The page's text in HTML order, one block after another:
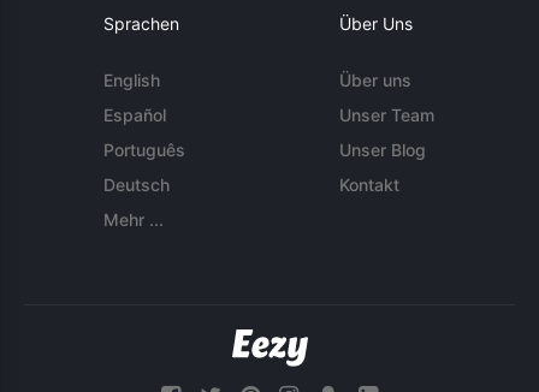
Sprachen
English
Español
Português
Deutsch
Mehr ...
Über Uns
Über uns
Unser Team
Unser Blog
Kontakt